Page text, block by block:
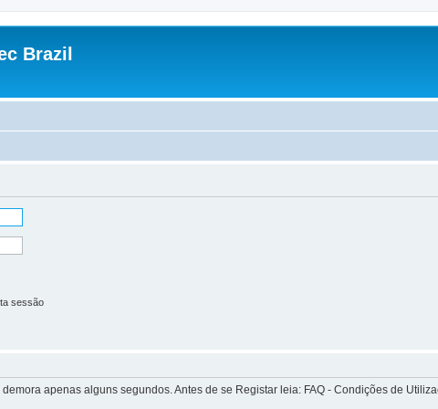
Brazil
sessão
apenas alguns segundos. Antes de se Registar leia: FAQ - Condições de